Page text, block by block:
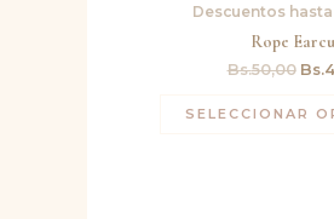
Descuentos hasta
Rope
Bs.50,00
era:
Bs.
SELECCIONAR